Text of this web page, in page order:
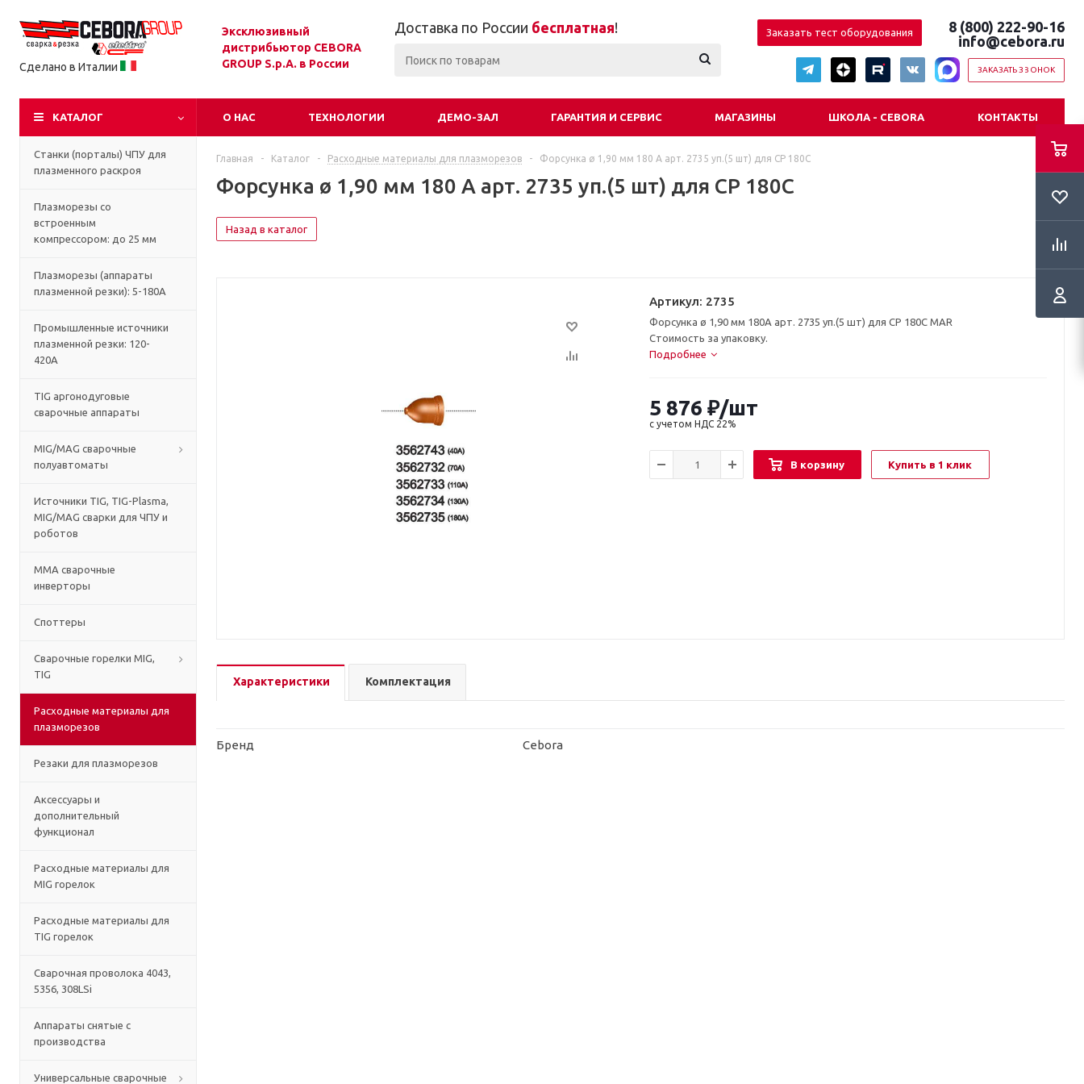
Сделано в Италии
Эксклюзивный
дистрибьютор CEBORA
GROUP S.p.A. в России
Доставка по России бесплатная! Заказать тест оборудования
8 (800) 222-90-16
info@cebora.ru
ЗАКАЗАТЬ ЗВОНОК
КАТАЛОГ О НАС ТЕХНОЛОГИИ ДЕМО-ЗАЛ ГАРАНТИЯ И СЕРВИС МАГАЗИНЫ ШКОЛА - CEBORA КОНТАКТЫ
Станки (порталы) ЧПУ для
плазменного раскроя
Плазморезы со
встроенным
компрессором: до 25 мм
Плазморезы (аппараты
плазменной резки): 5-180А
Промышленные источники
плазменной резки: 120-
420А
TIG аргонодуговые
сварочные аппараты
MIG/MAG сварочные
полуавтоматы
Источники TIG, TIG-Plasma,
MIG/MAG сварки для ЧПУ и
роботов
MMA сварочные
инверторы
Споттеры
Сварочные горелки MIG,
TIG
Расходные материалы для
плазморезов
Резаки для плазморезов
Аксессуары и
дополнительный
функционал
Расходные материалы для
MIG горелок
Расходные материалы для
TIG горелок
Сварочная проволока 4043,
5356, 308LSi
Аппараты снятые с
производства
Универсальные сварочные
Главная - Каталог - Расходные материалы для плазморезов - Форсунка ø 1,90 мм 180 А арт. 2735 уп.(5 шт) для CP 180C
Форсунка ø 1,90 мм 180 А арт. 2735 уп.(5 шт) для CP 180C
Назад в каталог
Артикул: 2735
Форсунка ø 1,90 мм 180А арт. 2735 уп.(5 шт) для CP 180C MAR
Стоимость за упаковку.
Подробнее
5 876 ₽/шт
с учетом НДС 22%
В корзину Купить в 1 клик
Характеристики Комплектация
Бренд Cebora